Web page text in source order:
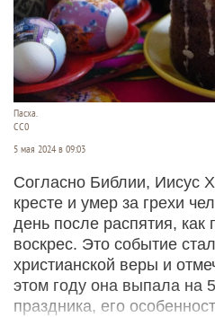
Пасха.
CC0
5 мая 2024 в 09:03
Согласно Библии, Иисус
кресте и умер за грехи
день после распятия, как
воскрес. Это событие
христианской веры и
этом году она выпала на
праздника, его